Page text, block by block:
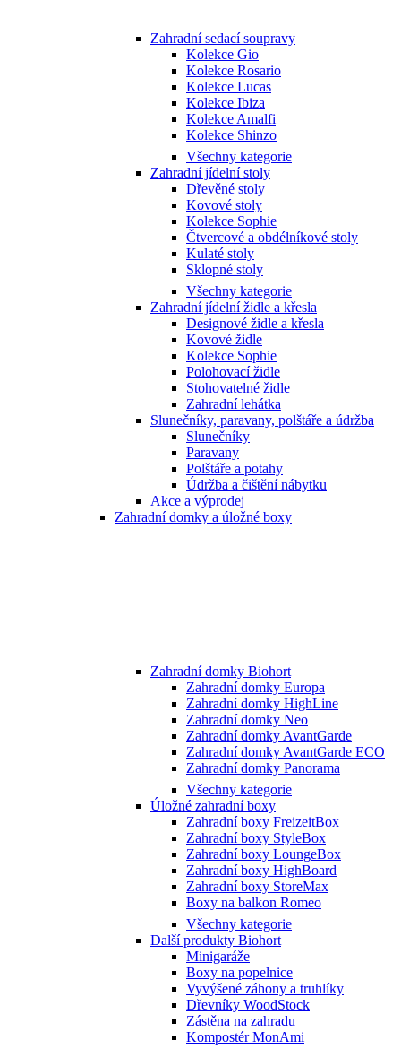
Zahradní sedací soupravy
Kolekce Gio
Kolekce Rosario
Kolekce Lucas
Kolekce Ibiza
Kolekce Amalfi
Kolekce Shinzo
Všechny kategorie
Zahradní jídelní stoly
Dřevěné stoly
Kovové stoly
Kolekce Sophie
Čtvercové a obdélníkové stoly
Kulaté stoly
Sklopné stoly
Všechny kategorie
Zahradní jídelní židle a křesla
Designové židle a křesla
Kovové židle
Kolekce Sophie
Polohovací židle
Stohovatelné židle
Zahradní lehátka
Slunečníky, paravany, polštáře a údržba
Slunečníky
Paravany
Polštáře a potahy
Údržba a čištění nábytku
Akce a výprodej
Zahradní domky a úložné boxy
Zahradní domky Biohort
Zahradní domky Europa
Zahradní domky HighLine
Zahradní domky Neo
Zahradní domky AvantGarde
Zahradní domky AvantGarde ECO
Zahradní domky Panorama
Všechny kategorie
Úložné zahradní boxy
Zahradní boxy FreizeitBox
Zahradní boxy StyleBox
Zahradní boxy LoungeBox
Zahradní boxy HighBoard
Zahradní boxy StoreMax
Boxy na balkon Romeo
Všechny kategorie
Další produkty Biohort
Minigaráže
Boxy na popelnice
Vyvýšené záhony a truhlíky
Dřevníky WoodStock
Zástěna na zahradu
Kompostér MonAmi